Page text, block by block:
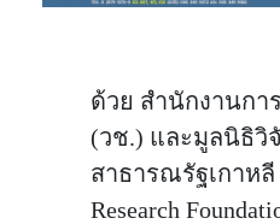
ด้วย สำนักงานกา
(วช.) และมูลนิธิวิ
สาธารณรัฐเกาหลี
Research